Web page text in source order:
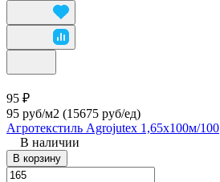
95 ₽
95 руб/м2 (15675 руб/eд)
Агротекстиль Agrojutex 1,65х100м/100
В наличии
В корзину